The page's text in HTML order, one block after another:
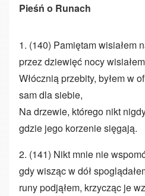
Pieśń o Runach
1. (140) Pamiętam wisiałem
przez dziewięć nocy wisiałem
Włócznią przebity, byłem w
sam dla siebie,
Na drzewie, którego nikt
gdzie jego korzenie sięgają.
2. (141) Nikt mnie nie
gdy wisząc w dół
runy podjąłem, krzycząc je